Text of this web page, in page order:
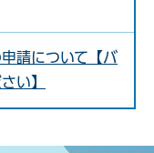
請について【バ
い】